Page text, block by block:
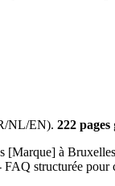
NL/EN). 222 pages
à
structurée pour